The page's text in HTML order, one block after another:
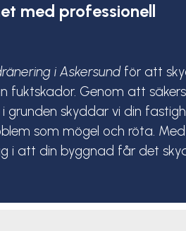
med professionell
i Askersundför att
fuktskador. Genom att
grunden skyddar vi din
som mögel och röta.
i att din byggnad får det